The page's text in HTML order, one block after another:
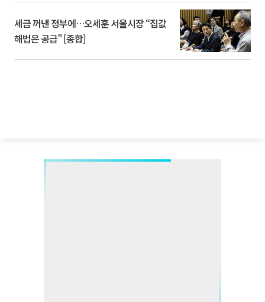
세금 꺼낸 정부에…오세훈 서울시장 “집값
해법은 공급” [종합]